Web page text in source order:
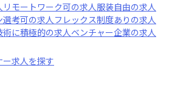
リモートワーク可の求人服装自由の求人
選考可の求人フレックス制度あり の求人
術に積極的の求人ベンチャー企業の求人
求人を探す